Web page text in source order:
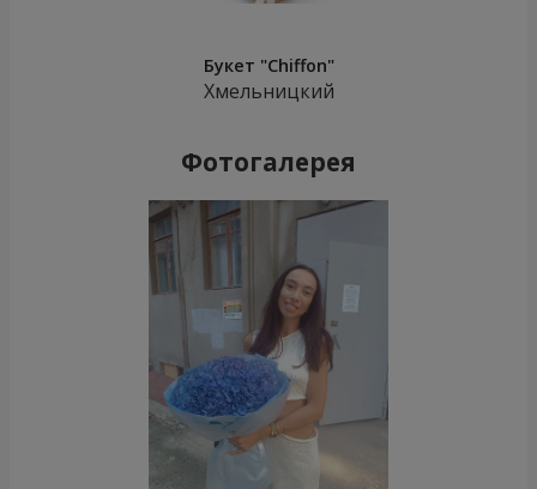
Букет "Chiffon"
Хмельницкий
Фотогалерея